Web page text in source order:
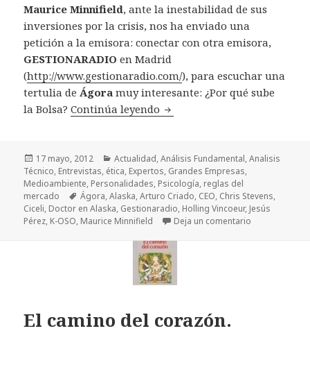
Maurice Minnifield, ante la inestabilidad de sus
inversiones por la crisis, nos ha enviado una
petición a la emisora: conectar con otra emisora,
GESTIONARADIO en Madrid
(http://www.gestionaradio.com/), para escuchar una
tertulia de Ágora muy interesante: ¿Por qué sube
la Bolsa?Continúa leyendo Chris Stevens desde la K-
Publicado
el
17 mayo, 2012 Categorías
Actualidad,Análisis Fundamental,Analisis
Técnico, Entrevistas, ética, Expertos, Grandes Empresas,
Medioambiente, Personalidades, Psicología, reglas del
mercado
Etiquetas
Ágora,Alaska,Arturo Criado, CEO, Chris Stevens,
Ciceli, Doctor en Alaska, Gestionaradio, Holling Vincoeur, Jesús
Pérez, K-OSO, Maurice Minnifield Deja un comentario
El camino del corazón.